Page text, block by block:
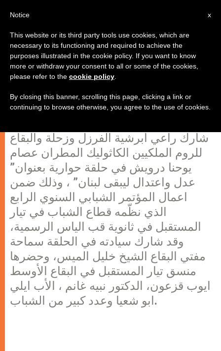
درويش في مؤتمر قطاع الشباب في
تيار المستقبل : إحرصوا على معرفة
الحقيقة وانبذوا الاوهام
شارك راعي ابرشية الفرزل وزحلة والبقاع
للروم الملكيين الكاثوليك المطران عصام
يوحنا درويش في حلقة حوارية بعنوان”
عدل واعتدال ليبقى لبنان” ، وذلك ضمن
اعمال المؤتمر الشبابي السنوي الرابع
الذي نظّمه قطاع الشباب في تيار
المستقبل في ثانوية قب الياس الرسمية،
وقد شارك سيادته في الحلقة سماحة
مفتي البقاع الشيخ خليل الميس، وحضرها
منسق تيار المستقبل في البقاع الأوسط
ايوب قزعون، الدكتور نبيه غانم ، الأب ايلي
ابو شعيا وعدد كبير من الشباب.
x
Notice
This website or its third party tools use cookies, which are
necessary to its functioning and required to achieve the
purposes illustrated in the cookie policy. If you want to know
more or withdraw your consent to all or some of the cookies,
please refer to the cookie policy
By closing this banner, scrolling this page, clicking a link or
continuing to browse otherwise, you agree to the use of cookies.